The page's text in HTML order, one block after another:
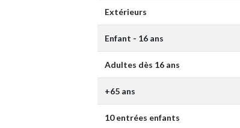
Extérieurs
Enfant - 16 ans
Adultes dès 16 ans
+65 ans
10 entrées enfants